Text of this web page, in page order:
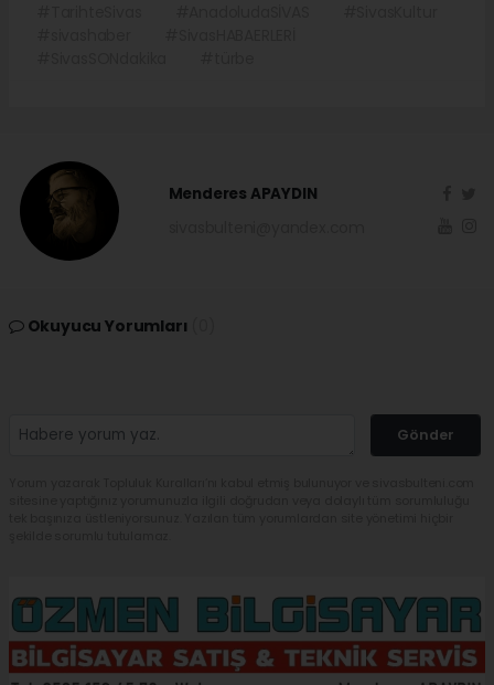
Menderes APAYDIN
Okuyucu Yorumları
Gönder